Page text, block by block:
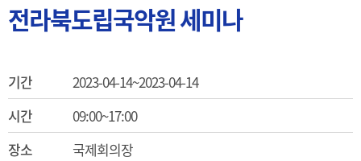
전라북도립국악원 세미나
기간
2023-04-14~2023-04-14
시간
09:00~17:00
장소
국제회의장